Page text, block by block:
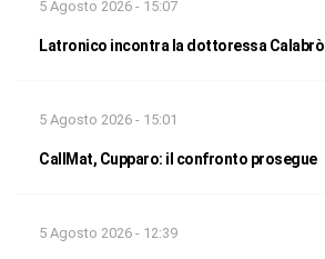
5 Agosto 2026 - 15:07
Latronico incontra la dottoressa Calabrò
5 Agosto 2026 - 15:01
CallMat, Cupparo: il confronto prosegue
5 Agosto 2026 - 12:39